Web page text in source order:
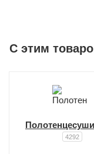
C этим
4292